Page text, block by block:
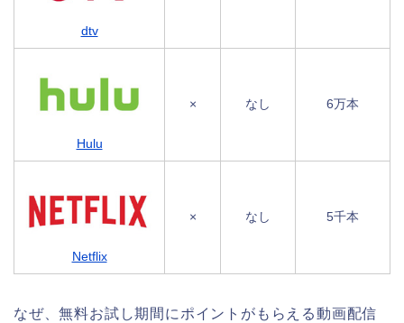
dtv
Hulu
× なし 6万本
Netflix
× なし 5千本
なぜ、無料お試し期間にポイントがもらえる動画配信